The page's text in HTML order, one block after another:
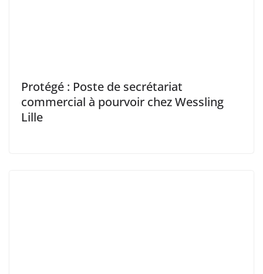
Protégé : Poste de secrétariat
commercial à pourvoir chez Wessling
Lille